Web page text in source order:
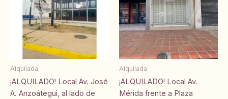
Alquilada
¡ALQUILADO! Local Av. José
A. Anzoátegui, al lado de
Alquilada
¡ALQUILADO! Local Av.
Mérida frente a Plaza